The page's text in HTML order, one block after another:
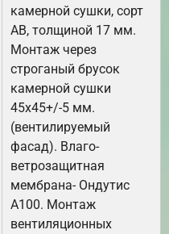
камерной сушки, сорт
АВ, толщиной 17 мм.
Монтаж через
строганый брусок
камерной сушки
45х45+/-5 мм.
(вентилируемый
фасад). Влаго-
ветрозащитная
мембрана- Ондутис
А100. Монтаж
вентиляционных